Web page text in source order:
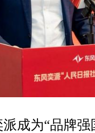
成为“品牌强